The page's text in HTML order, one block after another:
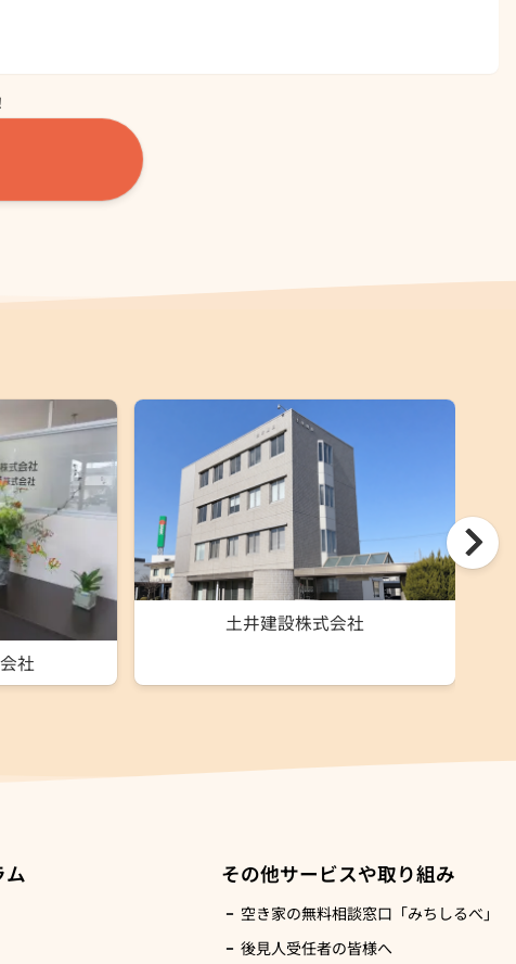
社
土井建設株式会社
ム その他サービスや取り組み
空き家の無料相談窓口「みちしるべ」
後見人受任者の皆様へ